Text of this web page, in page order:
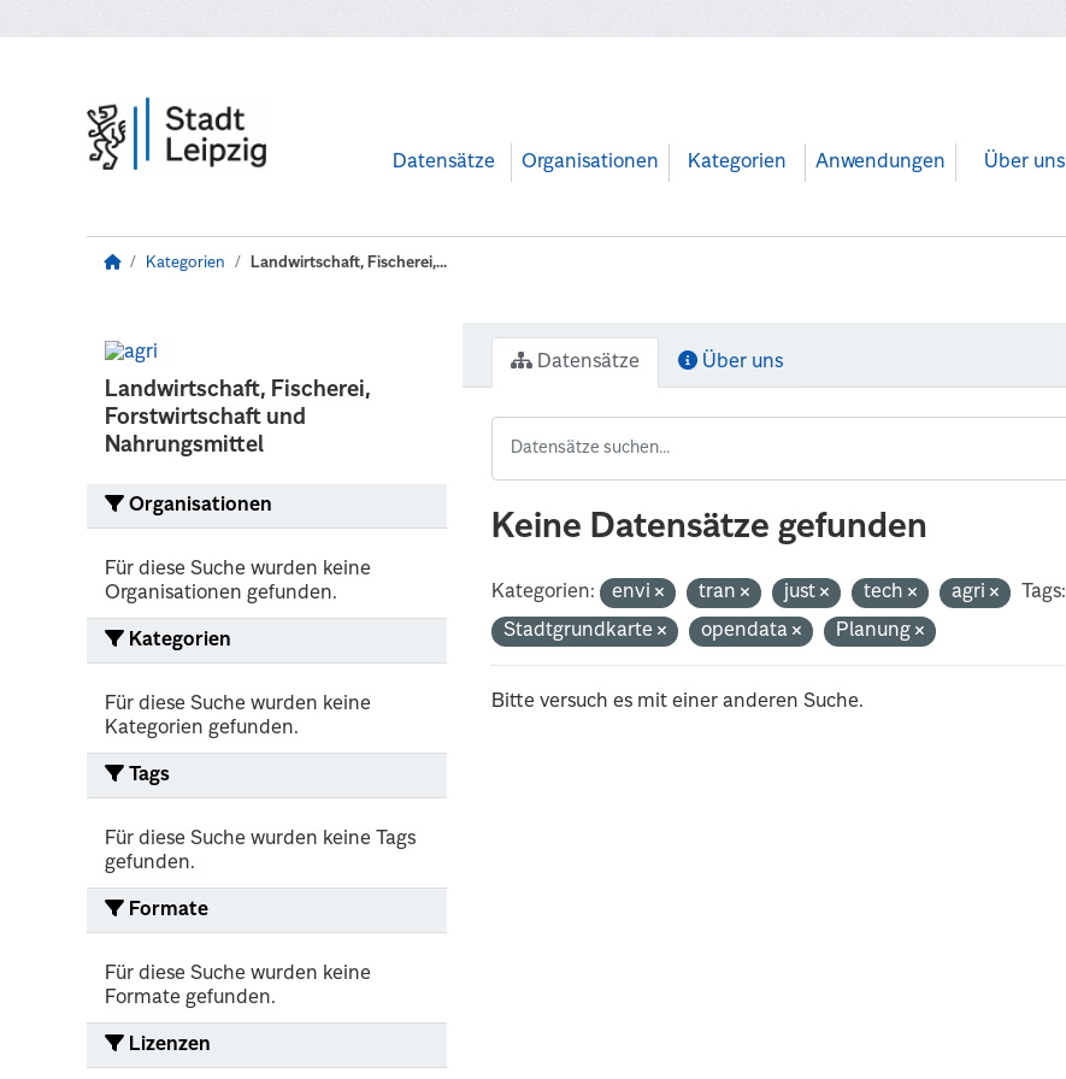
Datensätze Organisationen Kategorien Anwendungen Über uns
Kategorien Landwirtschaft, Fischerei,...
Landwirtschaft, Fischerei,
Forstwirtschaft und
Nahrungsmittel
Organisationen
Für diese Suche wurden keine
Organisationen gefunden.
Kategorien
Für diese Suche wurden keine
Kategorien gefunden.
Tags
Für diese Suche wurden keine Tags
gefunden.
Formate
Für diese Suche wurden keine
Formate gefunden.
Lizenzen
Datensätze Über uns
Keine Datensätze gefunden
Kategorien: envi tran just tech agri
Tags:
Stadtgrundkarte
opendata Planung
Bitte versuch es mit einer anderen Suche.